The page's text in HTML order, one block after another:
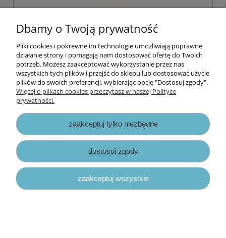
Dbamy o Twoją prywatność
Pliki cookies i pokrewne im technologie umożliwiają poprawne
działanie strony i pomagają nam dostosować ofertę do Twoich
potrzeb. Możesz zaakceptować wykorzystanie przez nas
wszystkich tych plików i przejść do sklepu lub dostosować użycie
plików do swoich preferencji, wybierając opcję "Dostosuj zgody".
Więcej o plikach cookies przeczytasz w naszej Polityce
prywatności.
zaakceptuj tylko niezbędne
dostosuj zgody
zaakceptuj wszystkie